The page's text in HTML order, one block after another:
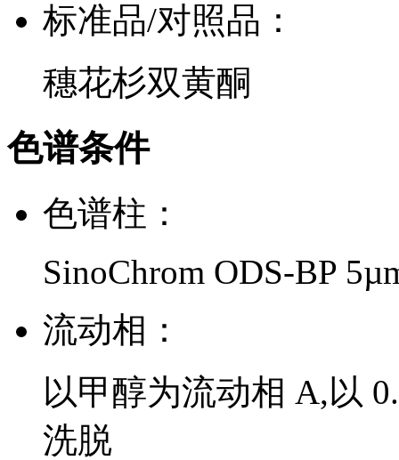
标准品/对照品：
穗花杉双黄酮
色谱条件
色谱柱：
SinoChrom ODS-BP
流动相：
以甲醇为流动相 A,以
洗脱